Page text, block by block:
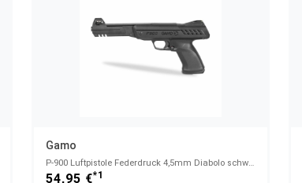
Gamo
P-900 Luftpistole Federdruck 4,5mm Diabolo schwarz
54,95 €*1